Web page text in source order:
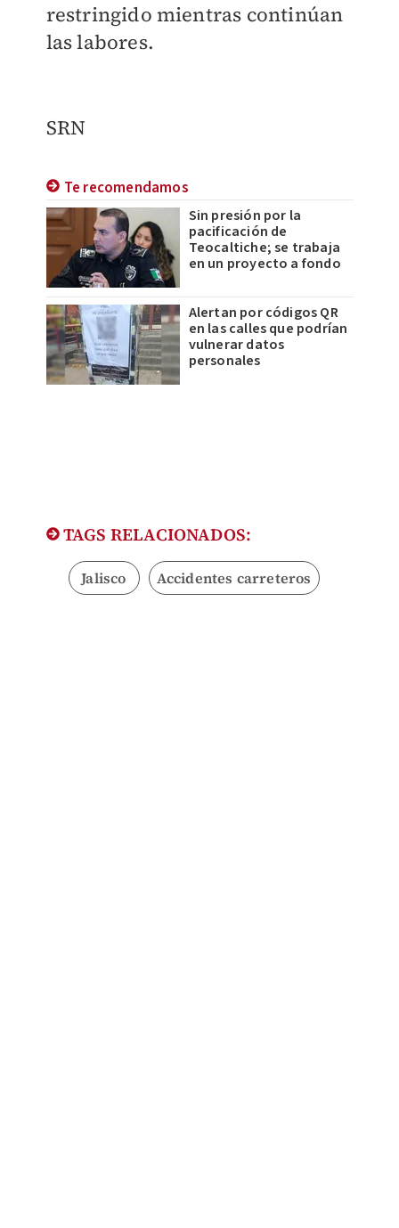
restringido mientras continúan
las labores.
SRN
Te recomendamos
Sin presión por la
pacificación de
Teocaltiche; se trabaja
en un proyecto a fondo
Alertan por códigos QR
en las calles que podrían
vulnerar datos
personales
TAGS RELACIONADOS:
Jalisco Accidentes carreteros